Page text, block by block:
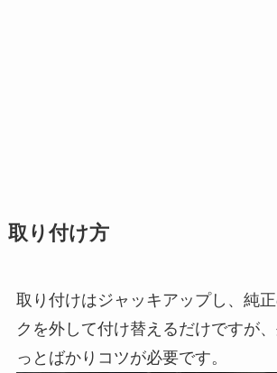
取り付け方
取り付けはジャッキアップし、純
クを外して付け替えるだけですが
っとばかりコツが必要です。